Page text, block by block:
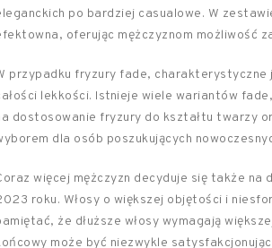
po bardziej casualowe. W
oferując mężczyznom możliwość
przypadku fryzury fade, charakterystyczne
lekkości. Istnieje wiele wariantów
dostosowanie fryzury do kształtu twarzy
dla osób poszukujących
więcej mężczyzn decyduje się także na
roku. Włosy o większej objętości i
że dłuższe włosy wymagają
może być niezwykle